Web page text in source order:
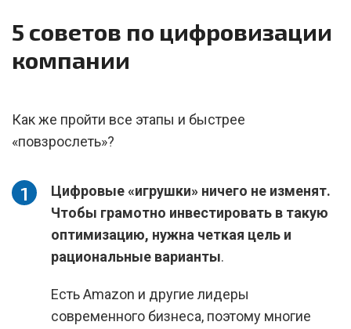
5 советов по цифровизации
компании
Как же пройти все этапы и быстрее
«повзрослеть»?
Цифровые «игрушки» ничего не изменят.
Чтобы грамотно инвестировать в такую
оптимизацию, нужна четкая цель и
рациональные варианты.
Есть Amazon и другие лидеры
современного бизнеса, поэтому многие